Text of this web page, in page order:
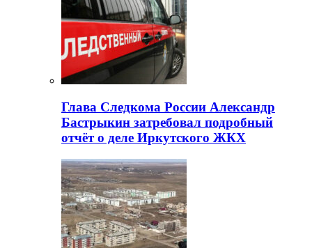
Глава Следкома России Александр
Бастрыкин затребовал подробный
отчёт о деле Иркутского ЖКХ